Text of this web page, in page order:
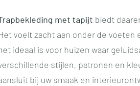
met tapijt biedt
voelt zacht aan onder de
ideaal is voor huizen waar
stijlen, patronen en
bij uw smaak en